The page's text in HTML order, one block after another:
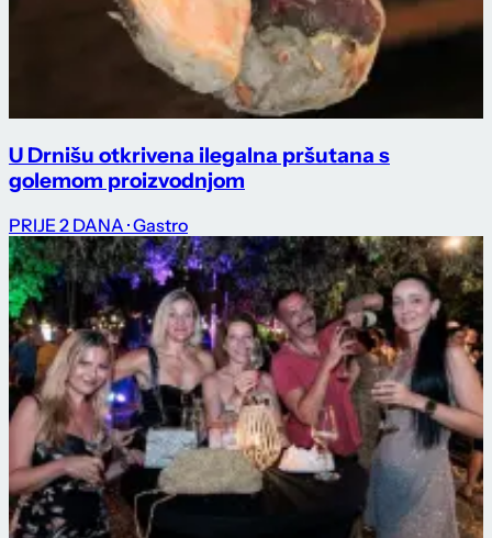
U Drnišu otkrivena ilegalna pršutana s
golemom proizvodnjom
PRIJE 2 DANA · Gastro